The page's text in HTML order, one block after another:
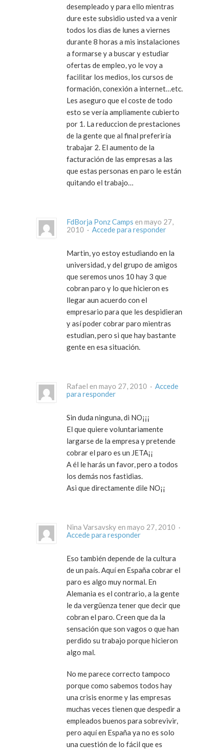
desempleado y para ello mientras
dure este subsidio usted va a venir
todos los dias de lunes a viernes
durante 8 horas a mis instalaciones
a formarse y a buscar y estudiar
ofertas de empleo, yo le voy a
facilitar los medios, los cursos de
formación, conexión a internet…etc.
Les aseguro que el coste de todo
esto se vería ampliamente cubierto
por 1. La reduccion de prestaciones
de la gente que al final preferiría
trabajar 2. El aumento de la
facturación de las empresas a las
que estas personas en paro le están
quitando el trabajo…
FdBorja Ponz Camps en mayo 27,
2010 · Accede para responder
Martin, yo estoy estudiando en la
universidad, y del grupo de amigos
que seremos unos 10 hay 3 que
cobran paro y lo que hicieron es
llegar aun acuerdo con el
empresario para que les despidieran
y así poder cobrar paro mientras
estudian, pero si que hay bastante
gente en esa situación.
Rafael en mayo 27, 2010 · Accede
para responder
Sin duda ninguna, di NO¡¡¡
El que quiere voluntariamente
largarse de la empresa y pretende
cobrar el paro es un JETA¡¡
A él le harás un favor, pero a todos
los demás nos fastidias.
Asi que directamente dile NO¡¡
Nina Varsavsky en mayo 27, 2010 ·
Accede para responder
Eso también depende de la cultura
de un país. Aquí en España cobrar el
paro es algo muy normal. En
Alemania es el contrario, a la gente
le da vergüenza tener que decir que
cobran el paro. Creen que da la
sensación que son vagos o que han
perdido su trabajo porque hicieron
algo mal.
No me parece correcto tampoco
porque como sabemos todos hay
una crisis enorme y las empresas
muchas veces tienen que despedir a
empleados buenos para sobrevivir,
pero aquí en España ya no es solo
una cuestión de lo fácil que es